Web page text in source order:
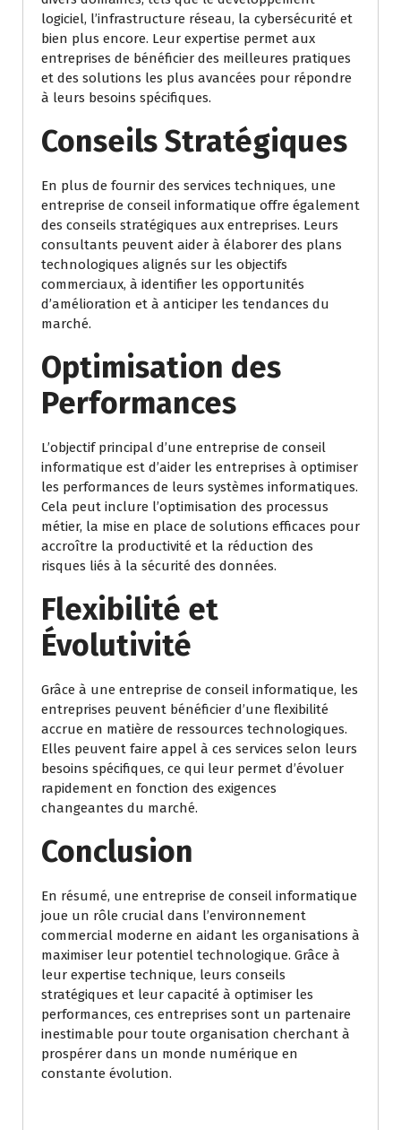
logiciel, l’infrastructure réseau, la cybersécurité et
bien plus encore. Leur expertise permet aux
entreprises de bénéficier des meilleures pratiques
et des solutions les plus avancées pour répondre
à leurs besoins spécifiques.
Conseils Stratégiques
En plus de fournir des services techniques, une
entreprise de conseil informatique offre également
des conseils stratégiques aux entreprises. Leurs
consultants peuvent aider à élaborer des plans
technologiques alignés sur les objectifs
commerciaux, à identifier les opportunités
d’amélioration et à anticiper les tendances du
marché.
Optimisation des
Performances
L’objectif principal d’une entreprise de conseil
informatique est d’aider les entreprises à optimiser
les performances de leurs systèmes informatiques.
Cela peut inclure l’optimisation des processus
métier, la mise en place de solutions efficaces pour
accroître la productivité et la réduction des
risques liés à la sécurité des données.
Flexibilité et
Évolutivité
Grâce à une entreprise de conseil informatique, les
entreprises peuvent bénéficier d’une flexibilité
accrue en matière de ressources technologiques.
Elles peuvent faire appel à ces services selon leurs
besoins spécifiques, ce qui leur permet d’évoluer
rapidement en fonction des exigences
changeantes du marché.
Conclusion
En résumé, une entreprise de conseil informatique
joue un rôle crucial dans l’environnement
commercial moderne en aidant les organisations à
maximiser leur potentiel technologique. Grâce à
leur expertise technique, leurs conseils
stratégiques et leur capacité à optimiser les
performances, ces entreprises sont un partenaire
inestimable pour toute organisation cherchant à
prospérer dans un monde numérique en
constante évolution.